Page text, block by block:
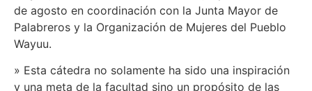
de agosto en coordinación con la Junta Mayor de
Palabreros y la Organización de Mujeres del Pueblo
Wayuu.
» Esta cátedra no solamente ha sido una inspiración
y una meta de la facultad sino un propósito de las